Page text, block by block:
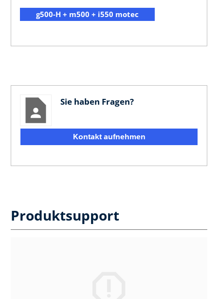
g500-H + m500 + i550 motec
Sie haben Fragen?
Kontakt aufnehmen
Produktsupport